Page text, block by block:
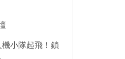
小隊起飛！鎖